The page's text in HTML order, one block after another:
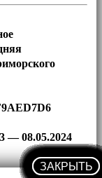
ЗАКРЫТЬ
ЗАКРЫТЬ
ЗАКРЫТЬ
ЗАКРЫТЬ
ЗАКРЫТЬ
ЗАКРЫТЬ
ЗАКРЫТЬ
ЗАКРЫТЬ
ЗАКРЫТЬ
ЗАКРЫТЬ
ЗАКРЫТЬ
ЗАКРЫТЬ
ЗАКРЫТЬ
ЗАКРЫТЬ
ЗАКРЫТЬ
ЗАКРЫТЬ
ЗАКРЫТЬ
ЗАКРЫТЬ
ЗАКРЫТЬ
ЗАКРЫТЬ
ЗАКРЫТЬ
— 08.05.2024
ЗАКРЫТЬ
ЗАКРЫТЬ
ЗАКРЫТЬ
ЗАКРЫТЬ
ЗАКРЫТЬ
ЗАКРЫТЬ
ЗАКРЫТЬ
ЗАКРЫТЬ
ЗАКРЫТЬ
ЗАКРЫТЬ
ЗАКРЫТЬ
ЗАКРЫТЬ
ЗАКРЫТЬ
ЗАКРЫТЬ
ЗАКРЫТЬ
ЗАКРЫТЬ
ЗАКРЫТЬ
ЗАКРЫТЬ
ЗАКРЫТЬ
ЗАКРЫТЬ
ЗАКРЫТЬ
ЗАКРЫТЬ
ЗАКРЫТЬ
ЗАКРЫТЬ
ЗАКРЫТЬ
ЗАКРЫТЬ
ЗАКРЫТЬ
ЗАКРЫТЬ
ЗАКРЫТЬ
ЗАКРЫТЬ
ЗАКРЫТЬ
ЗАКРЫТЬ
ЗАКРЫТЬ
ЗАКРЫТЬ
ЗАКРЫТЬ
ЗАКРЫТЬ
ЗАКРЫТЬ
ЗАКРЫТЬ
ЗАКРЫТЬ
ЗАКРЫТЬ
ЗАКРЫТЬ
ЗАКРЫТЬ
ЗАКРЫТЬ
ЗАКРЫТЬ
ЗАКРЫТЬ
ЗАКРЫТЬ
ЗАКРЫТЬ